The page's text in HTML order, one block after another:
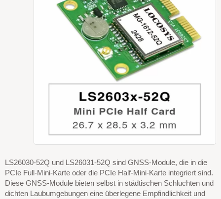
LS26030-52Q und LS26031-52Q sind GNSS-Module, die in die
PCIe Full-Mini-Karte oder die PCIe Half-Mini-Karte integriert sind.
Diese GNSS-Module bieten selbst in städtischen Schluchten und
dichten Laubumgebungen eine überlegene Empfindlichkeit und